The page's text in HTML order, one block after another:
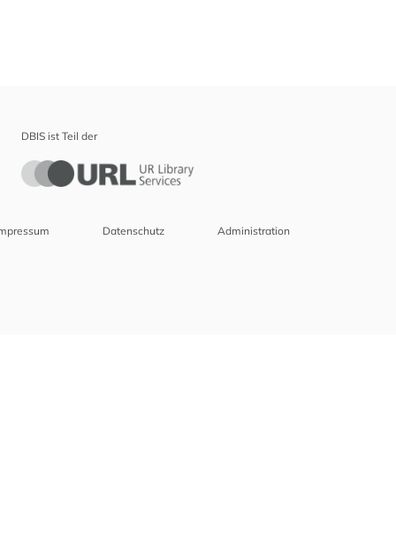
DBIS ist Teil der
Datenschutz Administration